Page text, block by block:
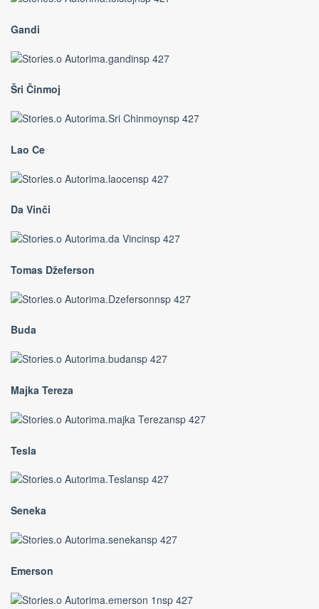
Gandi
Šri Činmoj
Lao Ce
Da Vinči
Tomas Džeferson
Buda
Majka Tereza
Tesla
Seneka
Emerson